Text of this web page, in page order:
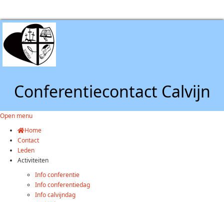
Conferentiecontact Calvijn
Open menu
Home
Contact
Leden
Activiteiten
Info conferentie
Info conferentiedag
Info calvijndag